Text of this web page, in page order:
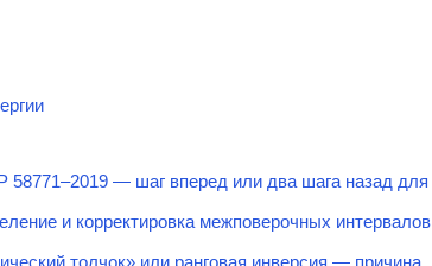
— шаг вперед или два шага назад для
и корректировка межповерочных интервалов
толчок» или ранговая инверсия — причина